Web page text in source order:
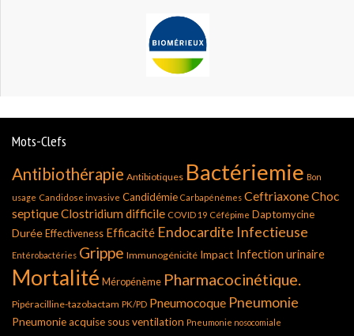
Mots-Clefs
Antibiothérapie Antibiotiques Bactériemie Bon
usage Candidose invasive Candidémie Carbapénèmes CeftriaxoneChoc
septiqueClostridium difficile COVID 19 Céfépime Daptomycine
Durée Effectiveness Efficacité Endocardite Infectieuse
Entérobactéries Grippe Immunogénicité Impact Infection urinaire
Mortalité Méropénème Pharmacocinétique.
Pipéracilline-tazobactam PK/PD Pneumocoque Pneumonie
Pneumonie acquise sous ventilation Pneumonie nosocomiale